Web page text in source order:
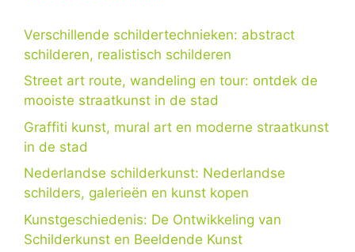
Verschillende schildertechnieken: abstract
schilderen, realistisch schilderen
Street art route, wandeling en tour: ontdek de
mooiste straatkunst in de stad
Graffiti kunst, mural art en moderne straatkunst
in de stad
Nederlandse schilderkunst: Nederlandse
schilders, galerieën en kunst kopen
Kunstgeschiedenis: De Ontwikkeling van
Schilderkunst en Beeldende Kunst